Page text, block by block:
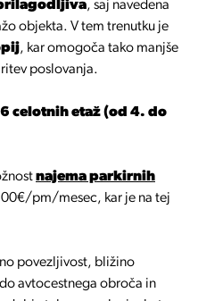
, saj navedena
objekta. V tem trenutku je
, kar omogoča tako manjše
poslovanja.
celotnih etaž (od 4. do
najema parkirnih
pm/mesec, kar je na tej
povezljivost, bližino
avtocestnega obroča in